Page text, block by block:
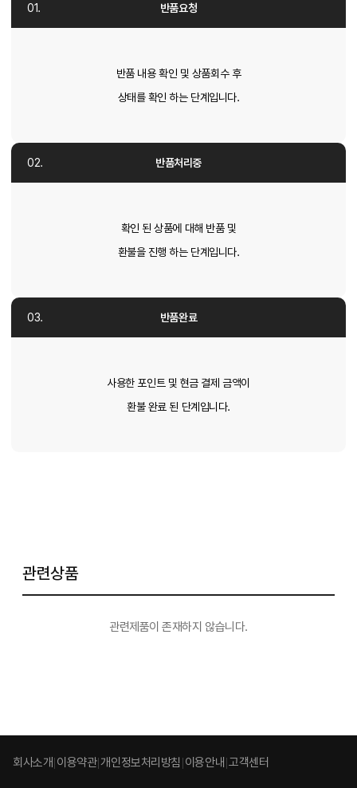
반품요청
반품 내용 확인 및 상품회수 후
상태를 확인 하는 단계입니다.
반품처리중
확인 된 상품에 대해 반품 및
환불을 진행 하는 단계입니다.
반품완료
사용한 포인트 및 현금 결제 금액이
환불 완료 된 단계입니다.
관련상품
관련제품이 존재하지 않습니다.
회사소개 이용약관 개인정보처리방침 이용안내 고객센터